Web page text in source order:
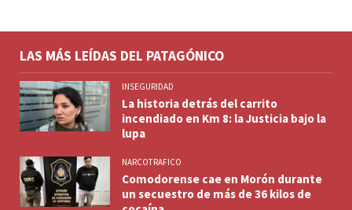
LAS MÁS LEÍDAS DEL PATAGÓNICO
INSEGURIDAD
La historia detrás del carrito
incendiado en Km 8: la Justicia bajo la
lupa
NARCOTRAFICO
Comodorense cae en Morón durante
un secuestro de más de 36 kilos de